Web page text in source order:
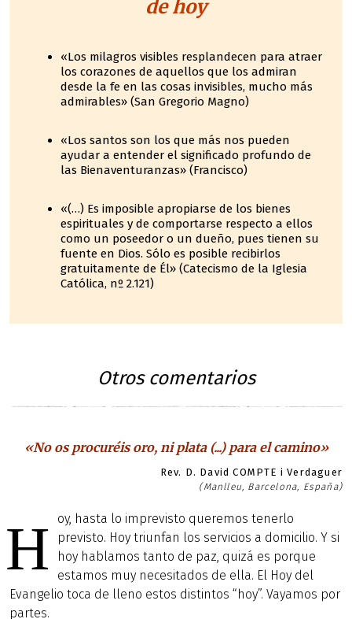
de hoy
«Los milagros visibles resplandecen para atraer
los corazones de aquellos que los admiran
desde la fe en las cosas invisibles, mucho más
admirables» (San Gregorio Magno)
«Los santos son los que más nos pueden
ayudar a entender el significado profundo de
las Bienaventuranzas» (Francisco)
«(…) Es imposible apropiarse de los bienes
espirituales y de comportarse respecto a ellos
como un poseedor o un dueño, pues tienen su
fuente en Dios. Sólo es posible recibirlos
gratuitamente de Él» (Catecismo de la Iglesia
Católica, nº 2.121)
Otros comentarios
«No os procuréis oro, ni plata (...) para el camino»
Rev. D. David COMPTE i Verdaguer
(Manlleu, Barcelona, España)
H
oy, hasta lo imprevisto queremos tenerlo
previsto. Hoy triunfan los servicios a domicilio. Y si
hoy hablamos tanto de paz, quizá es porque
estamos muy necesitados de ella. El Hoy del
Evangelio toca de lleno estos distintos “hoy”. Vayamos por
partes.